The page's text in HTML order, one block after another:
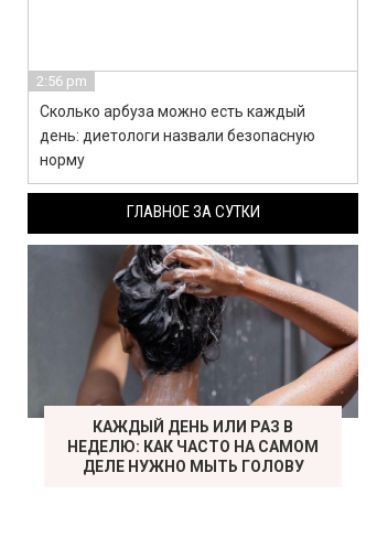
2:56 pm
Сколько арбуза можно есть каждый
день: диетологи назвали безопасную
норму
ГЛАВНОЕ ЗА СУТКИ
КАЖДЫЙ ДЕНЬ ИЛИ РАЗ В
НЕДЕЛЮ: КАК ЧАСТО НА САМОМ
ДЕЛЕ НУЖНО МЫТЬ ГОЛОВУ